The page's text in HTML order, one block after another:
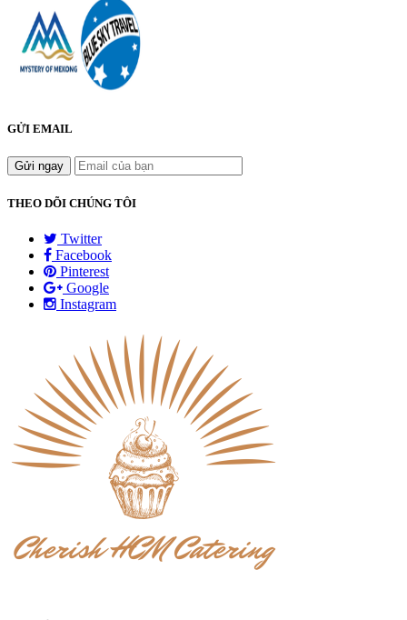
GỬI EMAIL
Gửi ngay
THEO DÕI CHÚNG TÔI
Twitter
Facebook
Pinterest
Google
Instagram